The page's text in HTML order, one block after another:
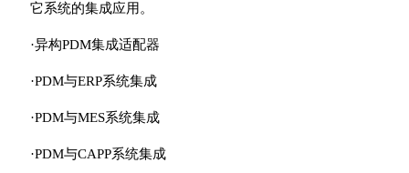
它系统的集成应用。
·异构PDM集成适配器
·PDM与ERP系统集成
·PDM与MES系统集成
·PDM与CAPP系统集成